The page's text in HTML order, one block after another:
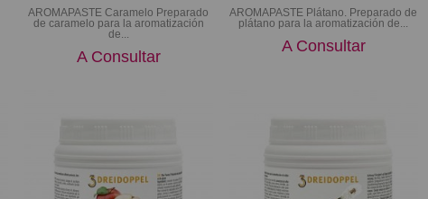
AROMAPASTE Caramelo Preparado
de caramelo para la aromatización
de...
A Consultar
AROMAPASTE Plátano. Preparado de
plátano para la aromatización de...
A Consultar